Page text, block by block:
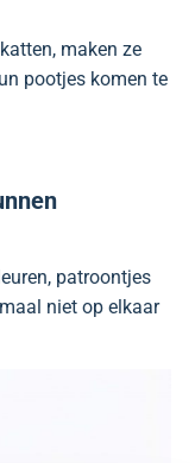
maken ze
pootjes komen te
patroontjes
niet op elkaar